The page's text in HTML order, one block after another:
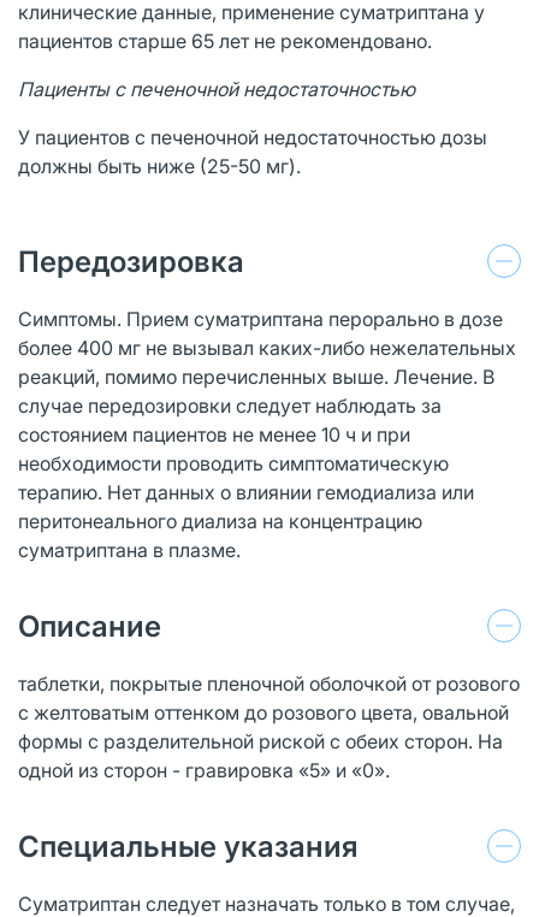
клинические данные, применение суматриптана у
пациентов старше 65 лет не рекомендовано.
Пациенты с печеночной недостаточностью
У пациентов с печеночной недостаточностью дозы
должны быть ниже (25-50 мг).
Передозировка
Симптомы. Прием суматриптана перорально в дозе
более 400 мг не вызывал каких-либо нежелательных
реакций, помимо перечисленных выше. Лечение. В
случае передозировки следует наблюдать за
состоянием пациентов не менее 10 ч и при
необходимости проводить симптоматическую
терапию. Нет данных о влиянии гемодиализа или
перитонеального диализа на концентрацию
суматриптана в плазме.
Описание
таблетки, покрытые пленочной оболочкой от розового
с желтоватым оттенком до розового цвета, овальной
формы с разделительной риской с обеих сторон. На
одной из сторон - гравировка «5» и «0».
Специальные указания
Суматриптан следует назначать только в том случае,